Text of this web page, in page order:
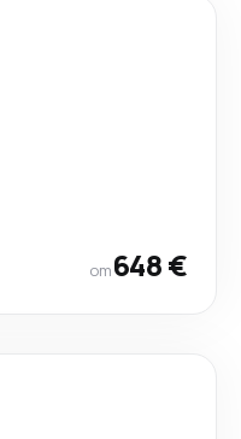
от648 €